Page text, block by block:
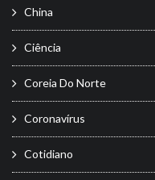
China
Ciência
Coreia Do Norte
Coronavírus
Cotidiano